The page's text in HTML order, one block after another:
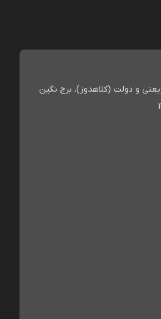
و دولت (کلاهدوز)، برج نگین